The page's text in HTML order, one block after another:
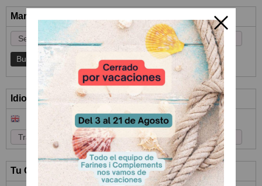
Marcas
Idioma
Tu Carrito (0)